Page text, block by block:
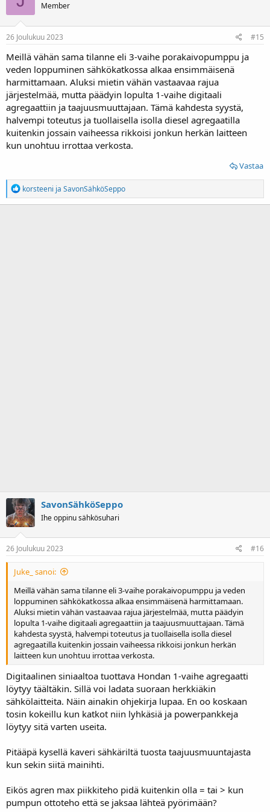
Member
26 Joulukuu 2023 #15
Meillä vähän sama tilanne eli 3-vaihe porakaivopumppu ja
veden loppuminen sähkökatkossa alkaa ensimmäisenä
harmittamaan. Aluksi mietin vähän vastaavaa rajua
järjestelmää, mutta päädyin lopulta 1-vaihe digitaali
agregaattiin ja taajuusmuuttajaan. Tämä kahdesta syystä,
halvempi toteutus ja tuollaisella isolla diesel agregaatilla
kuitenkin jossain vaiheessa rikkoisi jonkun herkän laitteen
kun unohtuu irrottaa verkosta.
Vastaa
R
e
a
korsteeni ja SavonSähköSeppo
SavonSähköSeppo
Ihe oppinu sähkösuhari
26 Joulukuu 2023 #16
Juke_ sanoi:
Meillä vähän sama tilanne eli 3-vaihe porakaivopumppu ja veden
loppuminen sähkökatkossa alkaa ensimmäisenä harmittamaan.
Aluksi mietin vähän vastaavaa rajua järjestelmää, mutta päädyin
lopulta 1-vaihe digitaali agregaattiin ja taajuusmuuttajaan. Tämä
kahdesta syystä, halvempi toteutus ja tuollaisella isolla diesel
agregaatilla kuitenkin jossain vaiheessa rikkoisi jonkun herkän
laitteen kun unohtuu irrottaa verkosta.
Digitaalinen siniaaltoa tuottava Hondan 1-vaihe agregaatti
löytyy täältäkin. Sillä voi ladata suoraan herkkiäkin
sähkölaitteita. Näin ainakin ohjekirja lupaa. En oo koskaan
tosin kokeillu kun katkot niin lyhkäsiä ja powerpankkeja
löytyy sitä varten useita.
Pitääpä kysellä kaveri sähkäriltä tuosta taajuusmuuntajasta
kun sekin siitä mainihti.
Eikös agren max piikkiteho pidä kuitenkin olla = tai > kun
pumpun ottoteho että se jaksaa lähteä pyörimään?